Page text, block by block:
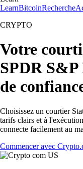
LearnBitcoinRecherche
CRYPTO
Votre
SPDR
de
Choisissez un courtier
tarifs clairs et à
connecte facilement au
Commencer avec